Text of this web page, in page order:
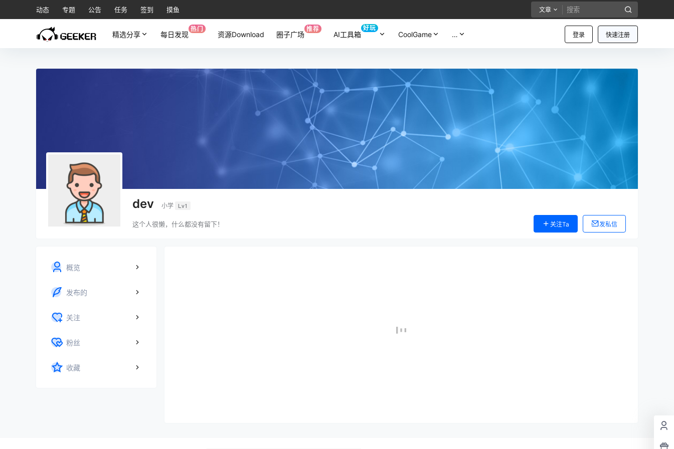
动态 专题 公告 任务 签到 摸鱼 文章
登录 快速注册
精选分享 每日发现
热门
资源Download 圈子广场
推荐
AI工具箱
好玩
CoolGame …
dev 小学 Lv1
这个人很懒，什么都没有留下！ 关注Ta 发私信
概览
发布的
关注
粉丝
收藏